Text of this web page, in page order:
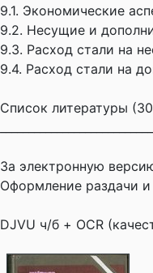
9.1. Экономические
9.2. Несущие и
9.3. Расход стали на
9.4. Расход стали на
Список литературы
За электронную
Оформление раздачи и
DJVU ч/б + OCR